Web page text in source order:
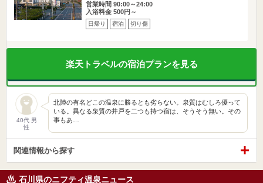
営業時間 90:00～24:00
入浴料金 500円～
日帰り 宿泊 切り傷
楽天トラベルの宿泊プランを見る
40代 男
性
北陸の有名どこの温泉に勝るとも劣らない。泉質はむしろ優って
いる。異なる泉質の井戸を二つも持つ宿は、そうそう無い。その
事もあ…
関連情報から探す
石川県のニフティ温泉ニュース